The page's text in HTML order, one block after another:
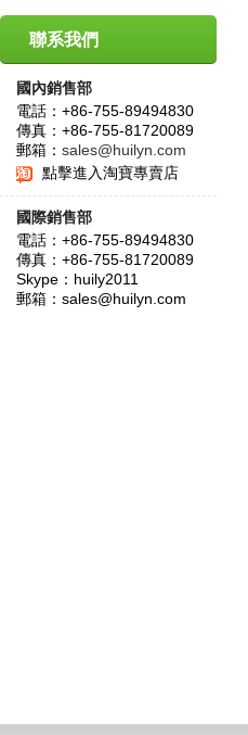
聯系我們
國內銷售部
電話：+86-755-89494830
傳真：+86-755-81720089
郵箱： sales@huilyn.com
點擊進入淘寶專賣店
國際銷售部
電話：+86-755-89494830
傳真：+86-755-81720089
Skype：huily2011
郵箱：sales@huilyn.com